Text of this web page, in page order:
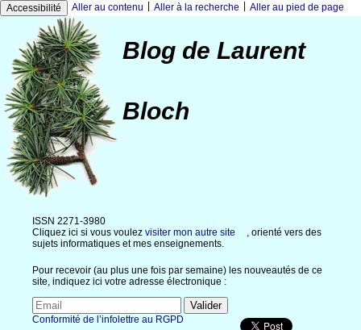
Accessibilité Aller au contenu Aller à la recherche Aller au pied de page
Blog de Laurent
Bloch
ISSN 2271-3980
Cliquez ici si vous voulez visiter mon autre site
, orienté vers des
sujets informatiques et mes enseignements.
Pour recevoir (au plus une fois par semaine) les nouveautés de ce
site, indiquez ici votre adresse électronique :
Conformité de l’infolettre au RGPD